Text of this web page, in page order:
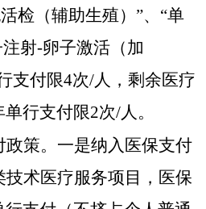
检（辅助生殖）”、“单
射-卵子激活（加
支付限4次/人，剩余医疗
行支付限2次/人。
策。 一是纳入医保支付
技术医疗服务项目，医保